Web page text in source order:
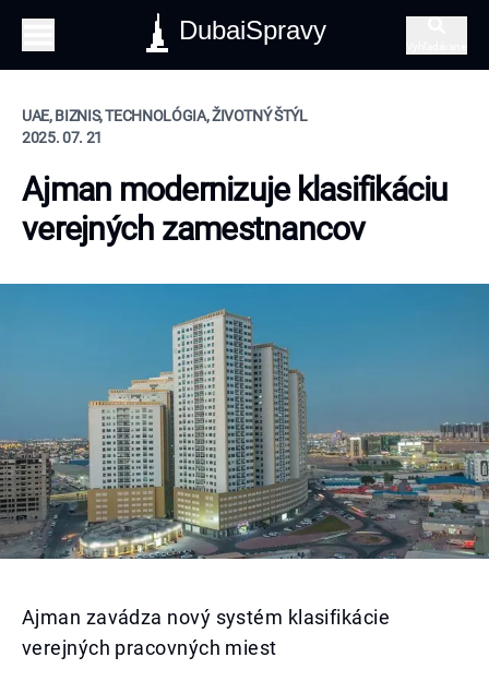
DubaiSpravy
UAE, BIZNIS, TECHNOLÓGIA, ŽIVOTNÝ ŠTÝL
2025. 07. 21
Ajman modernizuje klasifikáciu
verejných zamestnancov
Ajman zavádza nový systém klasifikácie
verejných pracovných miest